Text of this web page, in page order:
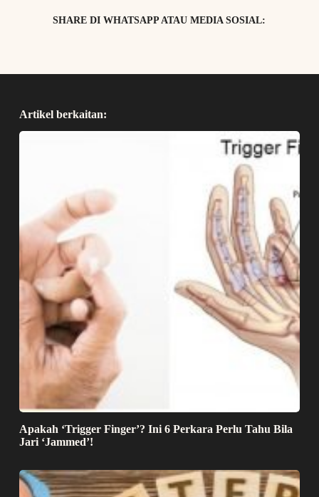
SHARE DI WHATSAPP ATAU MEDIA SOSIAL:
Artikel berkaitan:
Apakah ‘Trigger Finger’? Ini 6 Perkara Perlu Tahu Bila
Jari ‘Jammed’!